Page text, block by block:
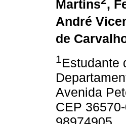
Martins ,
André
de
1Estudante
Avenida
CEP